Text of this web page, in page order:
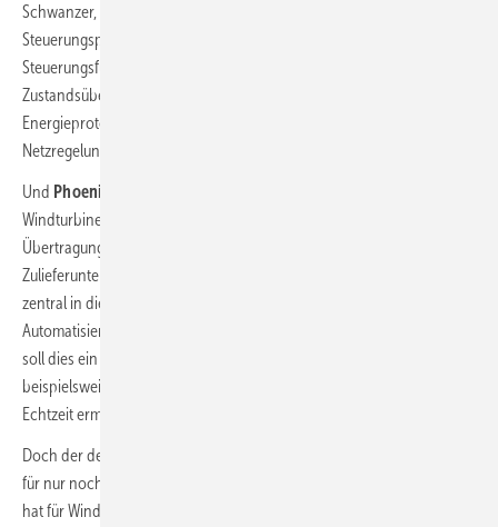
Schwanzer, die weitere Markteinführung der digitalen
Steuerungsplattform Wind Energy 5.0 an. Sie soll unterschiedliche
Steuerungsfunktionen zusammenführen: eine innovative
Zustandsüberwachung, die Turbinenautomatisierung,
Energieprotokolle, Visualisierungen von Anlagenzuständen sowie die
Netzregelung.
Und Phoenix Contact
Windturbinensteuerungen“ kombiniert mit neuen
Übertragungsstandards wie Profinet-over-TSN. Damit will das
Zulieferunternehmen immer mehr „echtzeitkritische Anwendungen“
zentral in die Hauptsteuerung integrieren. Indem bisher getrennte
Automatisierungs- und Überwachungssysteme damit verschmelzen,
soll dies ein intelligentes „Deep Learning“ der Windturbine
beispielsweise über ihr Verhalten in bestimmten Lastzuständen in
Echtzeit ermöglichen.
Doch der deutsche Windmarkt ist spätestens seit dem Einbruch 2018
für nur noch eher wenige Unternehmen genug: Das Exportgeschäft
hat für Windturbinenhersteller und Komponentenzulieferer genauso